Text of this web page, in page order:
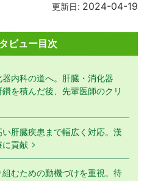
更新日: 2024-04-19
ビュー目次
内科の道へ。肝臓・消化器
を積んだ後、先輩医師のクリ
肝臓疾患まで幅広く対応。漢
に貢献
むための動機づけを重視。待